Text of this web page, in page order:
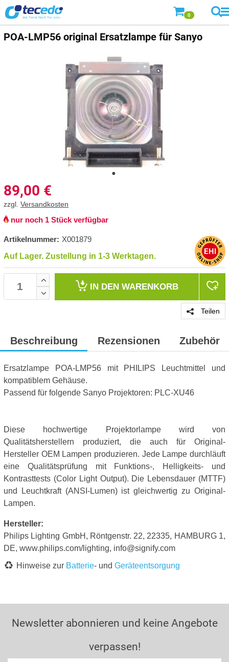
0
POA-LMP56 original Ersatzlampe für Sanyo
89,00 €
zzgl. Versandkosten
nur noch 1 Stück verfügbar
Artikelnummer: X001879
Auf Lager. Zustellung in 1-3 Werktagen.
IN DEN WARENKORB
Teilen
Beschreibung Rezensionen Zubehör
Ersatzlampe POA-LMP56 mit PHILIPS Leuchtmittel und
kompatiblem Gehäuse.
Passend für folgende Sanyo Projektoren: PLC-XU46
Diese hochwertige Projektorlampe wird von
Qualitätsherstellern produziert, die auch für Original-
Hersteller OEM Lampen produzieren. Jede Lampe durchläuft
eine Qualitätsprüfung mit Funktions-, Helligkeits- und
Kontrasttests (Color Light Output). Die Lebensdauer (MTTF)
und Leuchtkraft (ANSI-Lumen) ist gleichwertig zu Original-
Lampen.
Hersteller:
Philips Lighting GmbH, Röntgenstr. 22, 22335, HAMBURG 1,
DE, www.philips.com/lighting, info@signify.com
Hinweise zur Batterie- und Geräteentsorgung
Newsletter abonnieren und keine Angebote
verpassen!